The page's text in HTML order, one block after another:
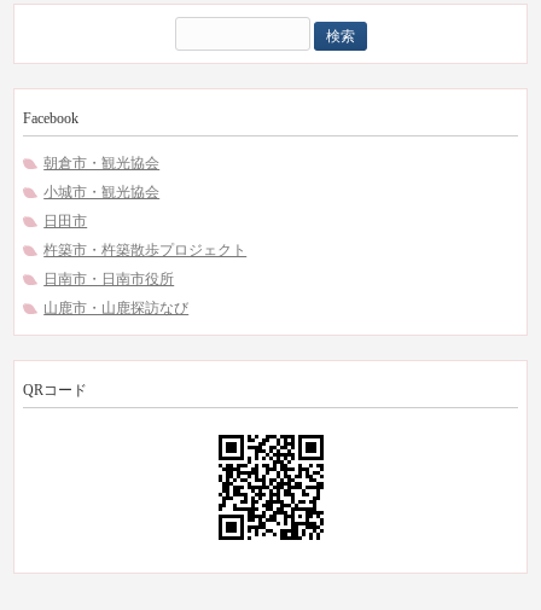
索:
Facebook
朝倉市・観光協会
小城市・観光協会
日田市
杵築市・杵築散歩プロジェクト
日南市・日南市役所
山鹿市・山鹿探訪なび
QRコード